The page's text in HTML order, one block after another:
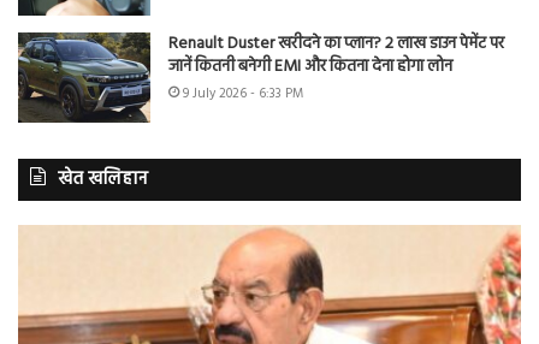
Renault Duster खरीदने का प्लान? 2 लाख डाउन पेमेंट पर
जानें कितनी बनेगी EMI और कितना देना होगा लोन
9 July 2026 - 6:33 PM
खेत खलिहान